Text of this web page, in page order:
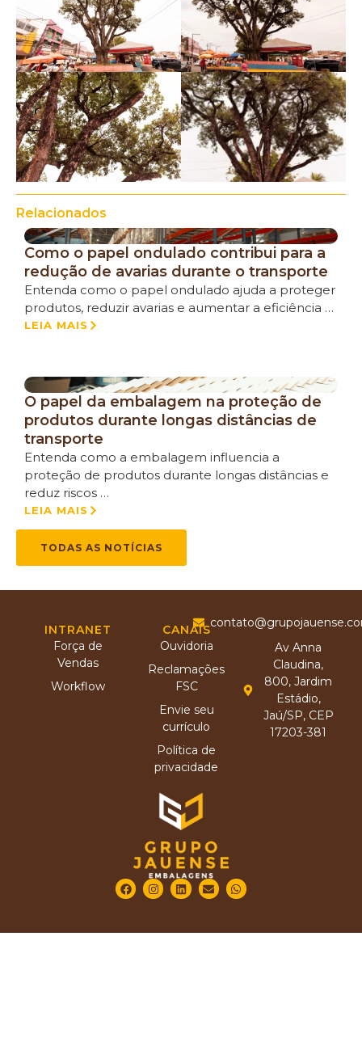
Relacionados
Como o papel ondulado contribui para a
redução de avarias durante o transporte
Entenda como o papel ondulado ajuda a proteger
produtos, reduzir avarias e aumentar a eficiência …
LEIA MAIS
O papel da embalagem na proteção de
produtos durante longas distâncias de
transporte
Entenda como a embalagem influencia a
proteção de produtos durante longas distâncias e
reduz riscos …
LEIA MAIS
TODAS AS NOTÍCIAS
INTRANET
Força de
Vendas
Workflow
CANAIS
Ouvidoria
Reclamações
FSC
Envie seu
currículo
Política de
privacidade
Av Anna
Claudina,
800, Jardim
Estádio,
Jaú/SP, CEP
17203-381